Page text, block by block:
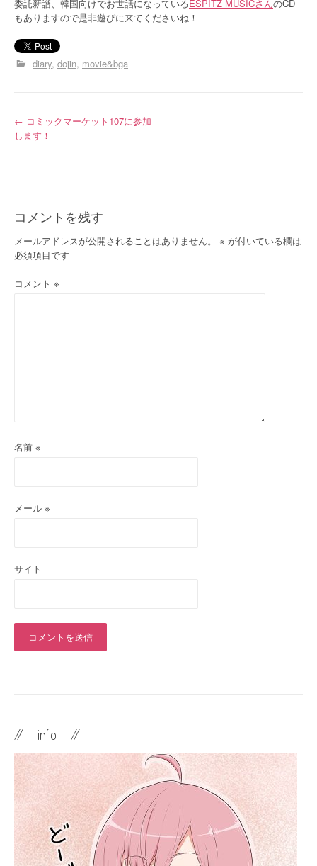
委託新譜、韓国向けでお世話になっているESPITZ MUSICさんのCD
もありますので是非遊びに来てくださいね！
diary dojin movie&bga
投
ゲ
ー
シ
← コミックマーケット107に参加
します！
コメントを残す
メールアドレスが公開されることはありません。 ※ が付いている欄は
必須項目です
コメント ※
名前 ※
メール ※
サイト
// info //